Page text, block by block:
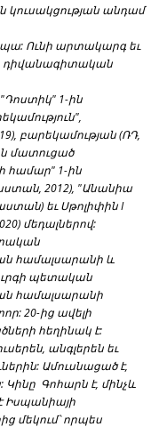
անդամ
Ունի արտակարգ եւ
դիվանագիտական
1-ին
բարեկամության (ՌԴ,
մատուցած
համար" 1-ին
2012), "Անանիա
եւ Սթոլիփին I
մեդալներով:
համալսարանի և
պետական
համալսարանի
20-ից ավելի
հեղինակ է:
անգլերեն եւ
Ամուսնացած է,
Կինը  Գոհարն է, մինչև
Իսպանիայի
մեկում՝ որպես